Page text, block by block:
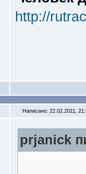
http://
Написано: 22.02.2011,
prjanick